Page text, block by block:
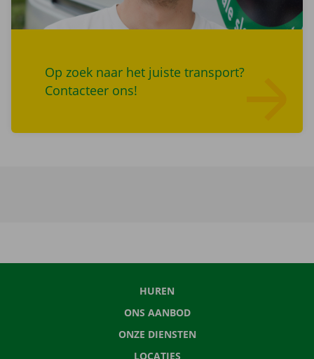
Op zoek naar het juiste transport?
Contacteer ons!
HUREN
ONS AANBOD
ONZE DIENSTEN
LOCATIES